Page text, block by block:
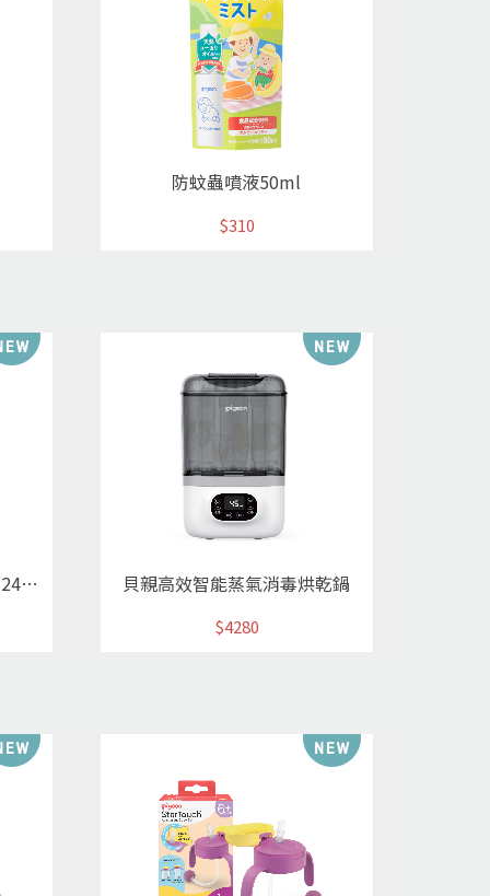
防蚊蟲噴液50ml
$310
第三代母乳實感T-ester奶瓶240ml/長髮公主(空瓶) 貝親高效智能蒸氣消毒烘乾鍋
$4280